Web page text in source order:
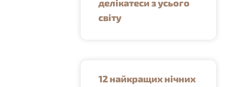
делікатеси з усього
світу
12 найкращих нічних